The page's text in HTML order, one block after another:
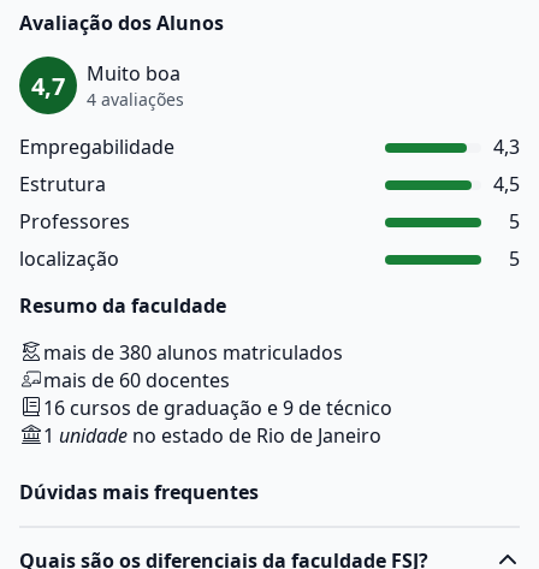
Avaliação dos Alunos
4,7 Muito boa
4 avaliações
Empregabilidade
4,3
Estrutura
4,5
Professores
5
localização
5
Resumo da faculdade
mais de 380 alunos matriculados
mais de 60 docentes
16 cursos de graduação e 9 de técnico
1 unidade no estado de Rio de Janeiro
Dúvidas mais frequentes
Quais são os diferenciais da faculdade FSJ?